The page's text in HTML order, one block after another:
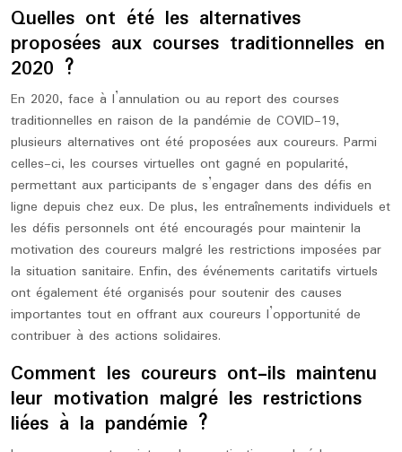
Quelles ont été les alternatives
proposées aux courses traditionnelles en
2020 ?
En 2020, face à l’annulation ou au report des courses
traditionnelles en raison de la pandémie de COVID-19,
plusieurs alternatives ont été proposées aux coureurs. Parmi
celles-ci, les courses virtuelles ont gagné en popularité,
permettant aux participants de s’engager dans des défis en
ligne depuis chez eux. De plus, les entraînements individuels et
les défis personnels ont été encouragés pour maintenir la
motivation des coureurs malgré les restrictions imposées par
la situation sanitaire. Enfin, des événements caritatifs virtuels
ont également été organisés pour soutenir des causes
importantes tout en offrant aux coureurs l’opportunité de
contribuer à des actions solidaires.
Comment les coureurs ont-ils maintenu
leur motivation malgré les restrictions
liées à la pandémie ?